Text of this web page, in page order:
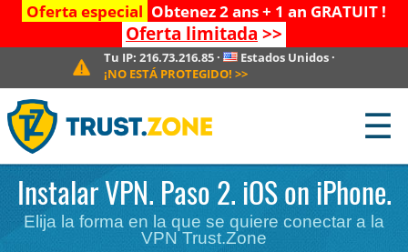
Oferta especial Obtenez 2 ans + 1 an GRATUIT !
Oferta limitada >>
Tu IP:216.73.216.85 · Estados Unidos·
¡NO ESTÁ PROTEGIDO! >>
☰
Instalar VPN. Paso 2. iOS on iPhone.
Elija la forma en la que se quiere conectar a la
VPN Trust.Zone